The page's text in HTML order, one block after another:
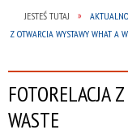
JESTEŚ TUTAJ
Z OTWARCIA WYSTAWY WHAT A
FOTORELACJA
WASTE